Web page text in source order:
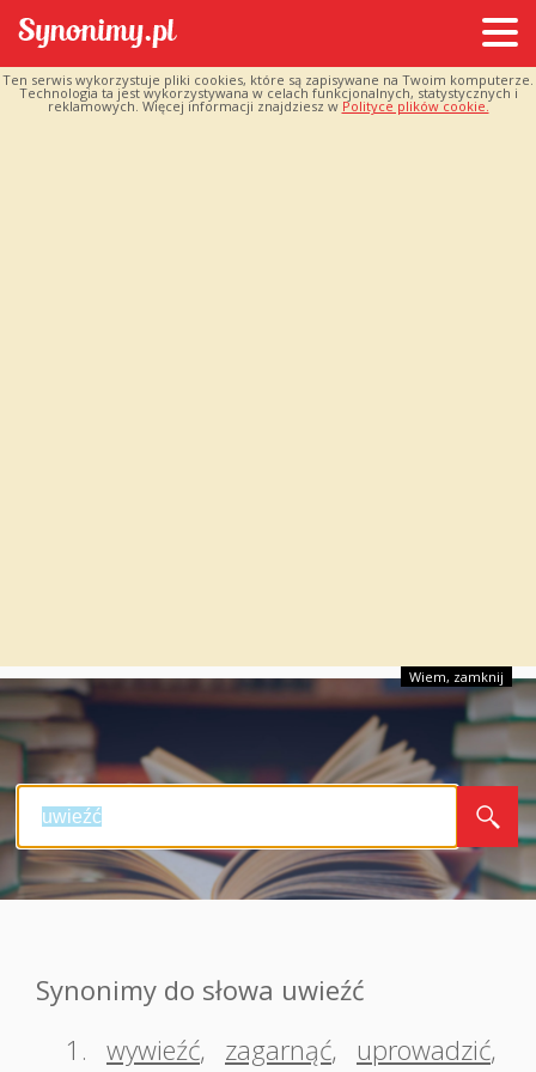
Ten serwis wykorzystuje pliki cookies, które są zapisywane na Twoim komputerze.
Technologia ta jest wykorzystywana w celach funkcjonalnych, statystycznych i
reklamowych. Więcej informacji znajdziesz w Polityce plików cookie.
Wiem, zamknij
Synonimy do słowa uwieźć
1. wywieźć, zagarnąć, uprowadzić,